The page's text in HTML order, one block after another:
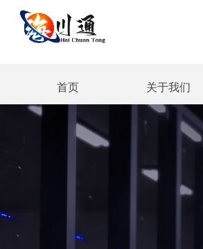
首页
首页
关于我们
关于我们